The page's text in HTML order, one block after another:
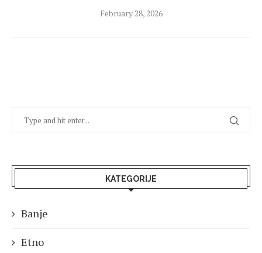
February 28, 2026
KATEGORIJE
Banje
Etno